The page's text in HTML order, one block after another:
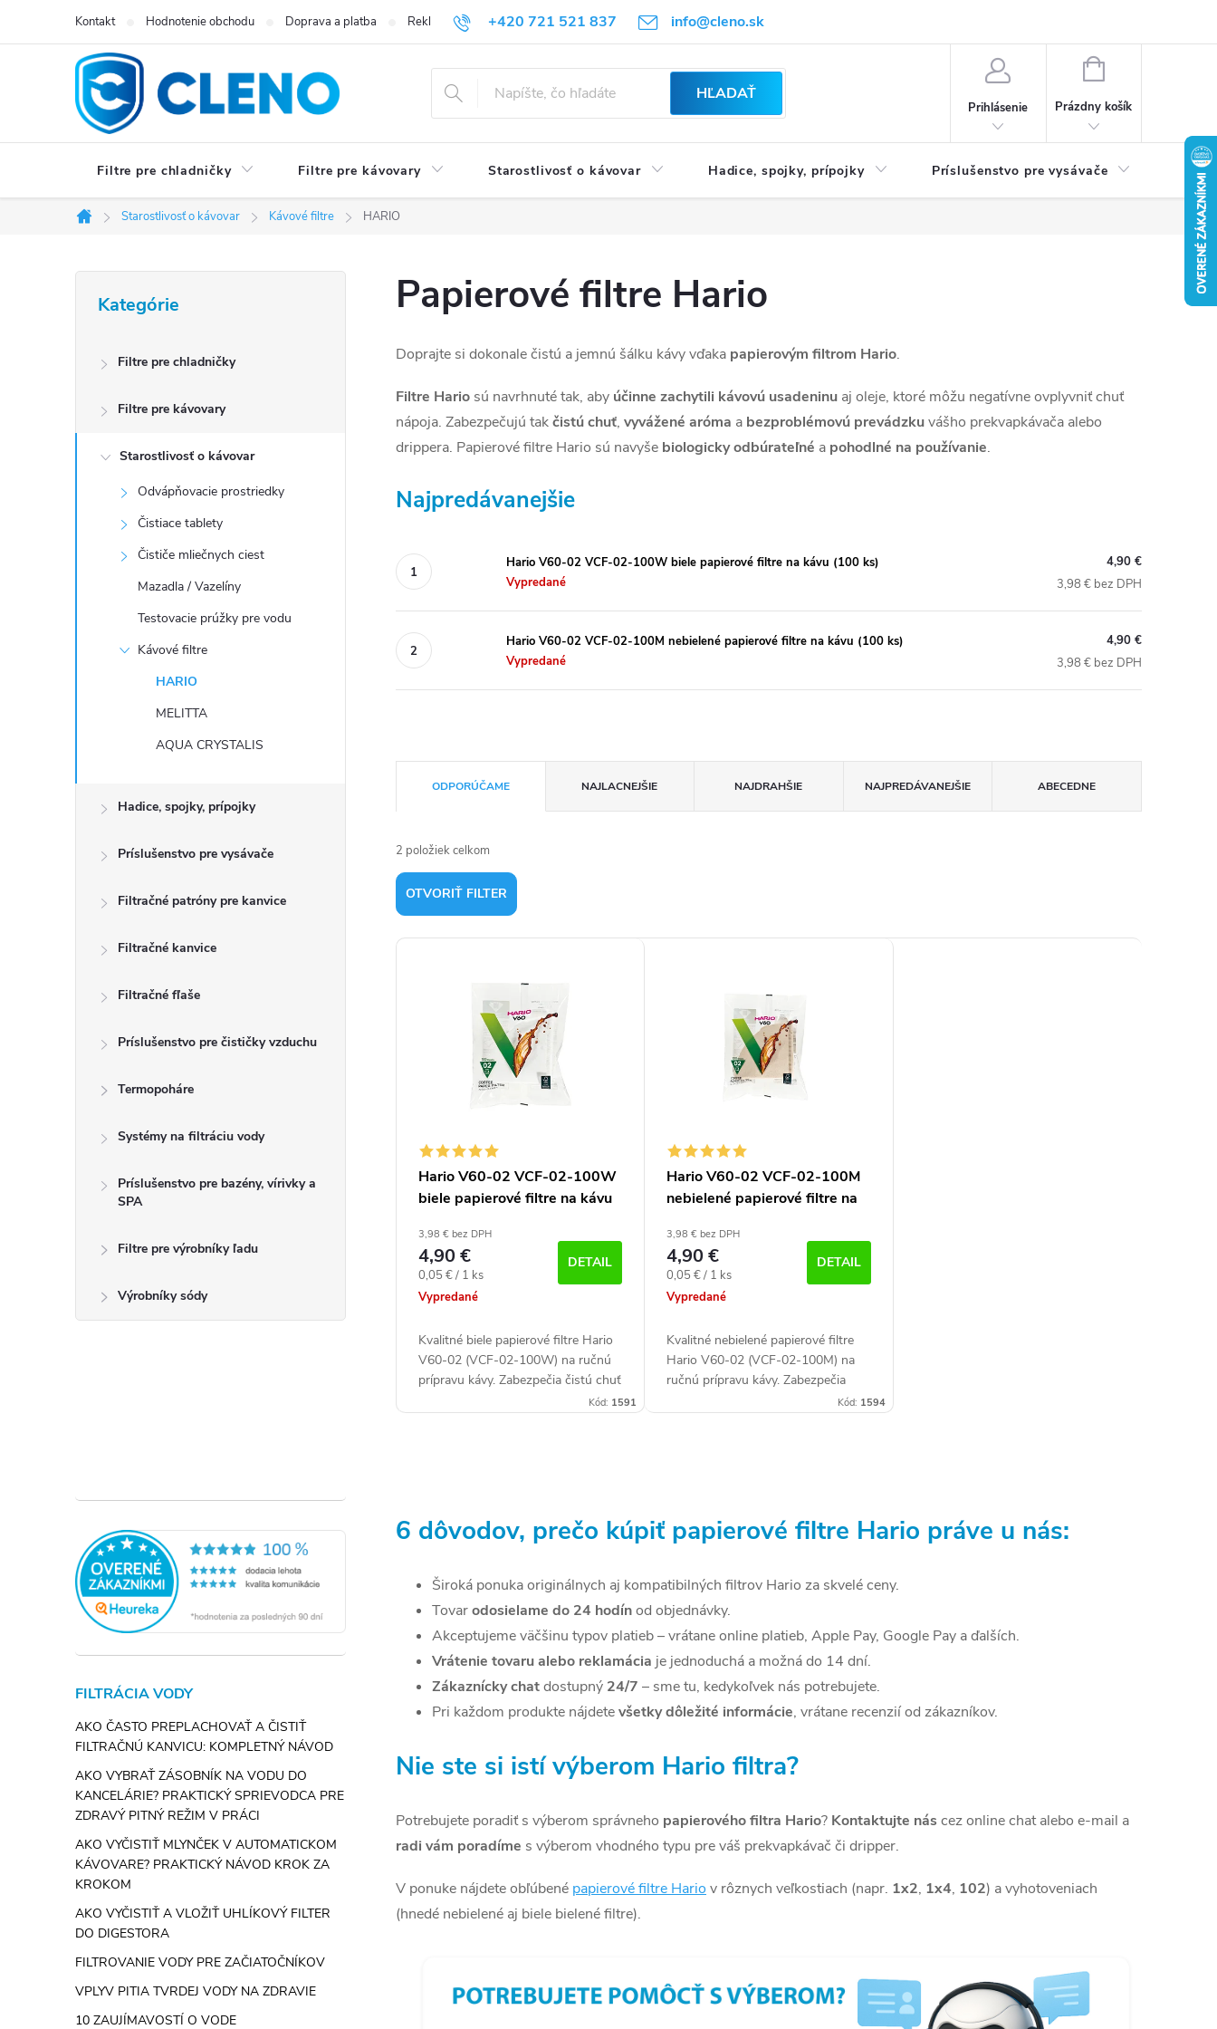
+420 721 521 837 info@cleno.sk
Kontakt Hodnotenie obchodu Doprava a platba Reklamácia a vrátenie tovaru B2B | Veľkoobchodný predaj
HĽADAŤ
Prihlásenie
NÁKUPNÝ
Prázdny košík
Filtre pre chladničky Filtre pre kávovary Starostlivosť o kávovar Hadice, spojky, prípojky Príslušenstvo pre vysávače
Domov
Starostlivosť o kávovar Kávové filtre HARIO
ý
kategórie
Kategórie
Filtre pre chladničky
Filtre pre kávovary
Starostlivosť o kávovar
Odvápňovacie prostriedky
Čistiace tablety
Čističe mliečnych ciest
Mazadla / Vazelíny
Testovacie prúžky pre vodu
Kávové filtre
HARIO
MELITTA
AQUA CRYSTALIS
Hadice, spojky, prípojky
Príslušenstvo pre vysávače
Filtračné patróny pre kanvice
Filtračné kanvice
Filtračné fľaše
Príslušenstvo pre čističky vzduchu
Termopoháre
Systémy na filtráciu vody
Príslušenstvo pre bazény, vírivky a
SPA
Filtre pre výrobníky ľadu
Výrobníky sódy
FILTRÁCIA VODY
AKO ČASTO PREPLACHOVAŤ A ČISTIŤ
FILTRAČNÚ KANVICU: KOMPLETNÝ NÁVOD
AKO VYBRAŤ ZÁSOBNÍK NA VODU DO
KANCELÁRIE? PRAKTICKÝ SPRIEVODCA PRE
ZDRAVÝ PITNÝ REŽIM V PRÁCI
AKO VYČISTIŤ MLYNČEK V AUTOMATICKOM
KÁVOVARE? PRAKTICKÝ NÁVOD KROK ZA
KROKOM
AKO VYČISTIŤ A VLOŽIŤ UHLÍKOVÝ FILTER
DO DIGESTORA
FILTROVANIE VODY PRE ZAČIATOČNÍKOV
VPLYV PITIA TVRDEJ VODY NA ZDRAVIE
10 ZAUJÍMAVOSTÍ O VODE
Papierové filtre Hario
Doprajte si dokonale čistú a jemnú šálku kávy vďaka papierovým filtrom Hario.
Filtre Hario sú navrhnuté tak, aby účinne zachytili kávovú usadeninu aj oleje, ktoré môžu negatívne ovplyvniť chuť
nápoja. Zabezpečujú takčistú chuť, vyvážené aróma a bezproblémovú prevádzkuvášho prekvapkávača alebo
drippera. Papierové filtre Hario sú navyše biologicky odbúrateľné a pohodlné na používanie.
Najpredávanejšie
Hario V60-02 VCF-02-100W biele papierové filtre na kávu (100 ks)
Vypredané
4,90 €
3,98 € bez DPH
Hario V60-02 VCF-02-100M nebielené papierové filtre na kávu (100 ks)
Vypredané
4,90 €
3,98 € bez DPH
a
d
e
n
ODPORÚČAME NAJLACNEJŠIE NAJDRAHŠIE NAJPREDÁVANEJŠIE ABECEDNE
2 položiek celkom
OTVORIŤ FILTER
V
v
Hario V60-02 VCF-02-100W
biele papierové filtre na kávu
3,98 € bez DPH
4,90 €
Jednotková
cena:
0,05 € / 1 ks
Vypredané
DETAIL
Kvalitné biele papierové filtre Hario
V60-02 (VCF-02-100W) na ručnú
prípravu kávy. Zabezpečia čistú chuť
Kód: 1591
Hario V60-02 VCF-02-100M
nebielené papierové filtre na
3,98 € bez DPH
4,90 €
Jednotková
cena:
0,05 € / 1 ks
Vypredané
DETAIL
Kvalitné nebielené papierové filtre
Hario V60-02 (VCF-02-100M) na
ručnú prípravu kávy. Zabezpečia
čistú chuť a perfektnú extrakciu bez
Kód: 1594
v
l
p
v
y
6 dôvodov, prečo kúpiť papierové filtre Hario práve u nás:
Široká ponuka originálnych aj kompatibilných filtrov Hario za skvelé ceny.
Tovarodosielame do 24 hodínod objednávky.
Akceptujeme väčšinu typov platieb – vrátane online platieb, Apple Pay, Google Pay a ďalších.
Vrátenie tovaru alebo reklamácia je jednoduchá a možná do 14 dní.
Zákaznícky chatdostupný 24/7 – sme tu, kedykoľvek nás potrebujete.
Pri každom produkte nájdetevšetky dôležité informácie, vrátane recenzií od zákazníkov.
Nie ste si istí výberom Hario filtra?
Potrebujete poradiť s výberom správneho papierového filtra Hario? Kontaktujte nás cez online chat alebo e-mail a
radi vám poradíme s výberom vhodného typu pre váš prekvapkávač či dripper.
V ponuke nájdete obľúbené papierové filtre Hario v rôznych veľkostiach (napr. 1x2, 1x4, 102) a vyhotoveniach
(hnedé nebielené aj biele bielené filtre).